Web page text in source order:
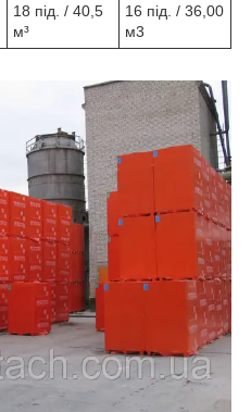
18 під. / 40,5
м³
16 під. / 36,00
м3